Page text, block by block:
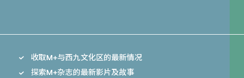
收取M+与西九文化区的最新情况
探索M+杂志的最新影片及故事